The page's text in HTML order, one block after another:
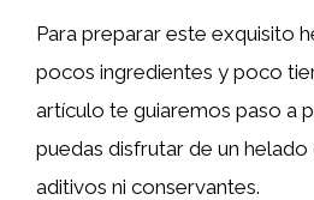
Para preparar este exquisito
pocos ingredientes y poco
artículo te guiaremos paso a
puedas disfrutar de un helado
aditivos ni conservantes.